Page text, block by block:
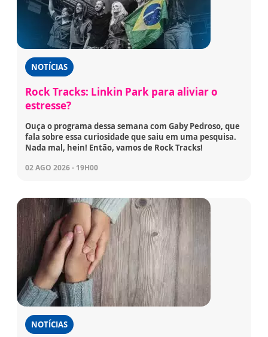
NOTÍCIAS
Rock Tracks: Linkin Park para aliviar o
estresse?
Ouça o programa dessa semana com Gaby Pedroso, que
fala sobre essa curiosidade que saiu em uma pesquisa.
Nada mal, hein! Então, vamos de Rock Tracks!
02 AGO 2026 - 19H00
NOTÍCIAS